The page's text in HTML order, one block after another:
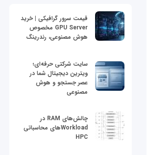
قیمت سرور گرافیکی | خرید
GPU Server مخصوص
هوش مصنوعی، رندرینگ
سایت شرکتی حرفه‌ای؛
ویترین دیجیتال شما در
عصر جستجو و هوش
مصنوعی
چالش‌های RAM در
Workloadهای محاسباتی
HPC